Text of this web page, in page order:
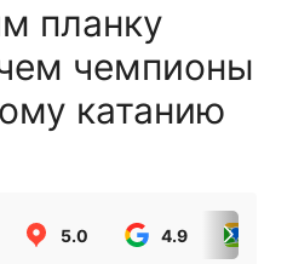
планку
чемпионы
катанию
5.0 4.9